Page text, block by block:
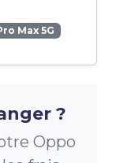
Max 5G
?
Oppo